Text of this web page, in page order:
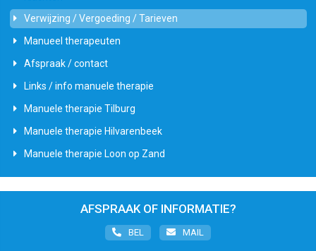
Verwijzing / Vergoeding / Tarieven
Manueel therapeuten
Afspraak / contact
Links / info manuele therapie
Manuele therapie Tilburg
Manuele therapie Hilvarenbeek
Manuele therapie Loon op Zand
AFSPRAAK OF INFORMATIE?
BEL MAIL